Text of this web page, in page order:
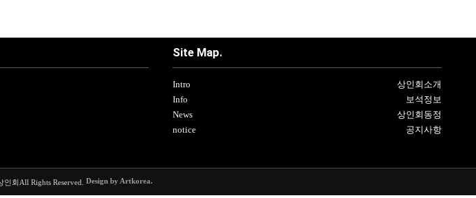
Site Map.
Intro
상인회소개
Info
보석정보
News
상인회동정
notice
공지사항
인회All Rights Reserved. Design by Artkorea.